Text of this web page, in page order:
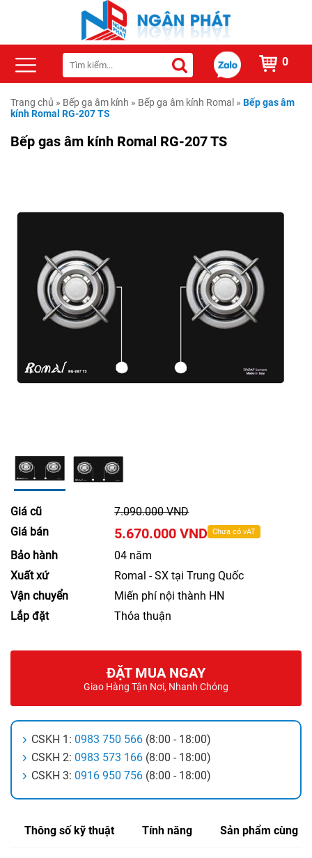
0
Trang chủ » Bếp ga âm kính » Bếp ga âm kính Romal » Bếp gas âm
kính Romal RG-207 TS
Bếp gas âm kính Romal RG-207 TS
Giá cũ
7.090.000 VND
Giá bán
5.670.000 VND Chưa có vAT
Bảo hành
04 năm
Xuất xứ
Romal - SX tại Trung Quốc
Vận chuyển
Miến phí nội thành HN
Lắp đặt
Thỏa thuận
ĐẶT MUA NGAY
Giao Hàng Tận Nơi, Nhanh Chóng
CSKH 1: 0983 750 566 (8:00 - 18:00)
CSKH 2: 0983 573 166 (8:00 - 18:00)
CSKH 3: 0916 950 756 (8:00 - 18:00)
Thông số kỹ thuật Tính năng Sản phẩm cùng